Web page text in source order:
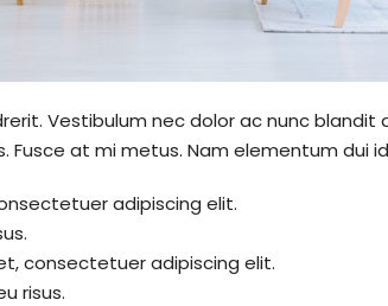
Vestibulum nec dolor ac nunc blandit
Fusce at mi metus. Nam elementum dui
adipiscing elit.
consectetuer adipiscing elit.
risus.